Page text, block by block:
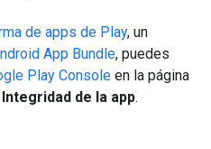
de apps de Play, un
App Bundle, puedes
Play Console en la página
de la app.